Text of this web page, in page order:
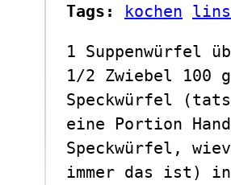
Tags:
kochen
1 Suppenwürfel
1/2 Zwiebel 100 g
Speckwürfel
eine Portion
Speckwürfel,
immer das ist)